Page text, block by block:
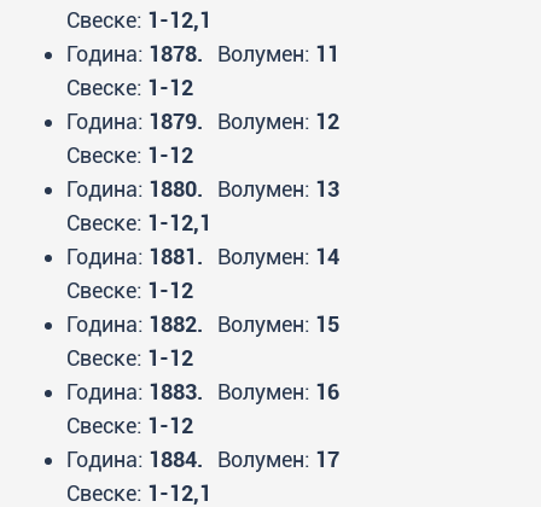
Свеске: 1-12,1
Година: 1878. Волумен: 11
Свеске: 1-12
Година: 1879. Волумен: 12
Свеске: 1-12
Година: 1880. Волумен: 13
Свеске: 1-12,1
Година: 1881. Волумен: 14
Свеске: 1-12
Година: 1882. Волумен: 15
Свеске: 1-12
Година: 1883. Волумен: 16
Свеске: 1-12
Година: 1884. Волумен: 17
Свеске: 1-12,1